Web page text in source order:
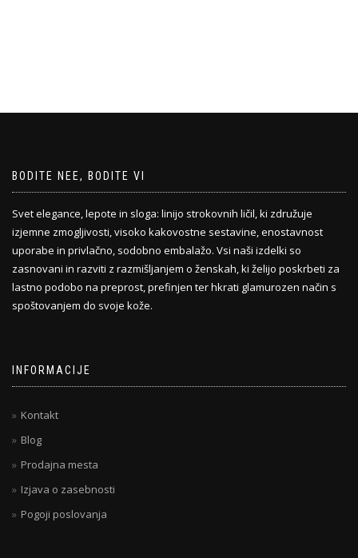
BODITE NEE, BODITE VI
Svet elegance, lepote in sloga: linijo strokovnih ličil, ki združuje
izjemne zmogljivosti, visoko kakovostne sestavine, enostavnost
uporabe in privlačno, sodobno embalažo. Vsi naši izdelki so
zasnovani in razviti z razmišljanjem o ženskah, ki želijo poskrbeti za
lastno podobo na preprost, prefinjen ter hkrati glamurozen način s
spoštovanjem do svoje kože.
INFORMACIJE
Kontakt
Blog
Prodajna mesta
Izjava o zasebnosti
Pogoji poslovanja